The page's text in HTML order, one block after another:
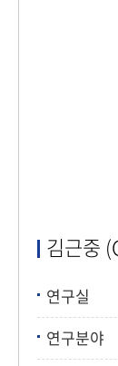
김근중
연구실
연구분야